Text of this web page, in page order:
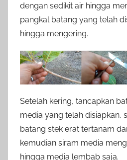
dengan sedikit air hingga
pangkal batang yang telah
hingga mengering.
Setelah kering, tancapkan
media yang telah disiapkan,
batang stek erat tertanam
kemudian siram media
hingga media lembab saja.